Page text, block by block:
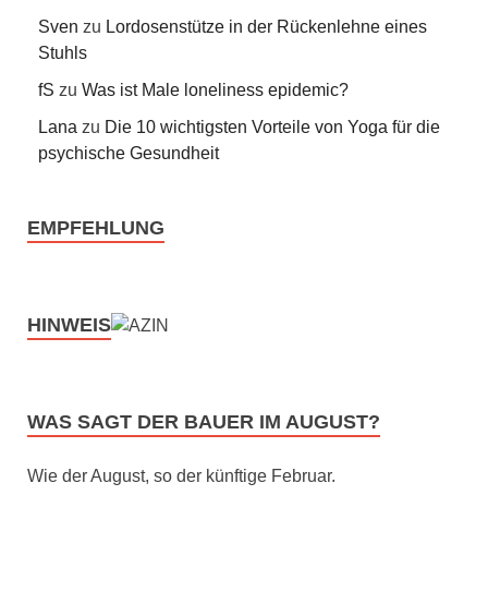
Sven zu Lordosenstütze in der Rückenlehne eines
Stuhls
fS zu Was ist Male loneliness epidemic?
Lana zu Die 10 wichtigsten Vorteile von Yoga für die
psychische Gesundheit
EMPFEHLUNG
HINWEIS
WAS SAGT DER BAUER IM AUGUST?
Wie der August, so der künftige Februar.